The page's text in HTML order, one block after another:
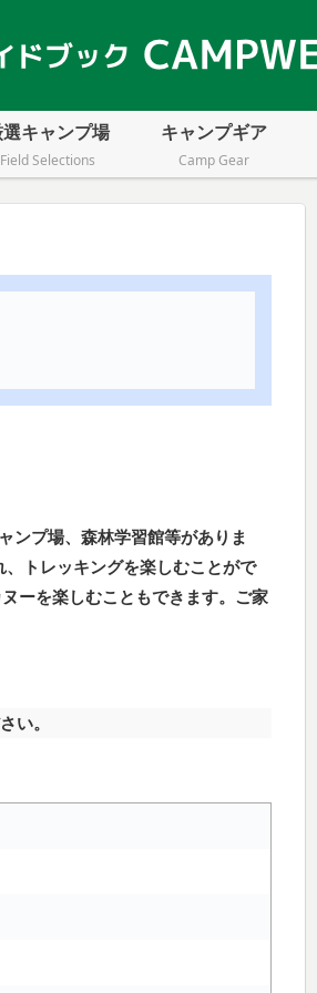
選キャンプ場
Field Selections
キャンプギア
Camp Gear
ンプ場、森林学習館等がありま
トレッキングを楽しむことがで
ーを楽しむこともできます。ご家
い。